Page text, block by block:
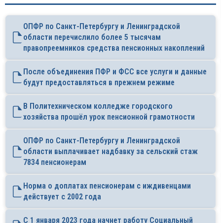
ОПФР по Санкт-Петербургу и Ленинградской
области перечислило более 5 тысячам
правопреемников средства пенсионных накоплений
После объединения ПФР и ФСС все услуги и данные
будут предоставляться в прежнем режиме
В Политехническом колледже городского
хозяйства прошёл урок пенсионной грамотности
ОПФР по Санкт-Петербургу и Ленинградской
области выплачивает надбавку за сельский стаж
7834 пенсионерам
Норма о доплатах пенсионерам с иждивенцами
действует с 2002 года
С 1 января 2023 года начнет работу Социальный